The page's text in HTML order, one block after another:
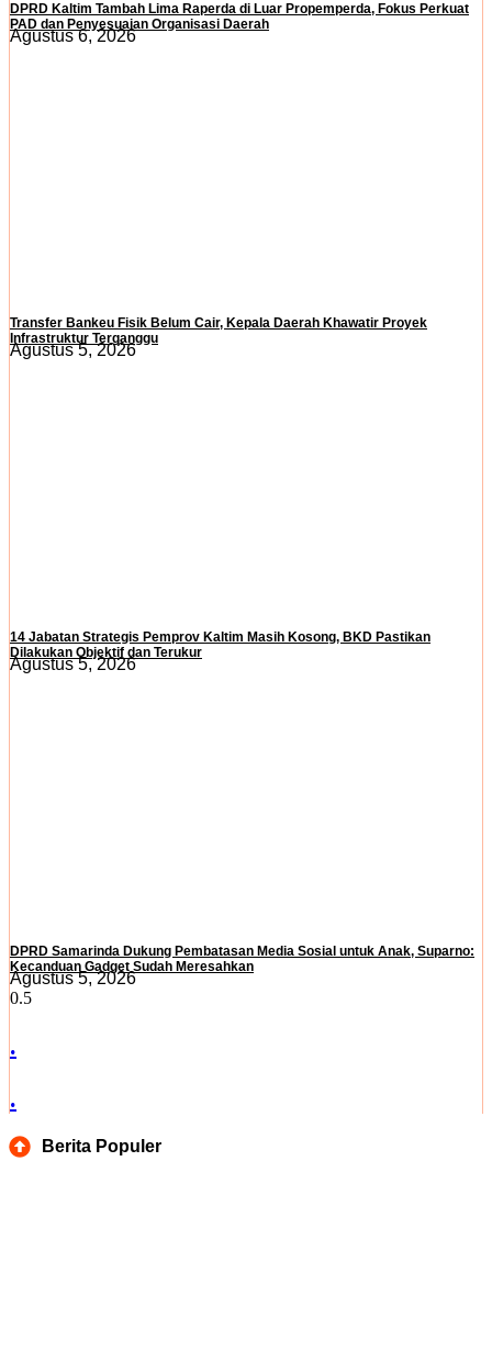
DPRD Kaltim Tambah Lima Raperda di Luar Propemperda, Fokus Perkuat
PAD dan Penyesuaian Organisasi Daerah
Agustus 6, 2026
Transfer Bankeu Fisik Belum Cair, Kepala Daerah Khawatir Proyek
Infrastruktur Terganggu
Agustus 5, 2026
14 Jabatan Strategis Pemprov Kaltim Masih Kosong, BKD Pastikan
Dilakukan Objektif dan Terukur
Agustus 5, 2026
DPRD Samarinda Dukung Pembatasan Media Sosial untuk Anak, Suparno:
Kecanduan Gadget Sudah Meresahkan
Agustus 5, 2026
.
.
Berita Populer